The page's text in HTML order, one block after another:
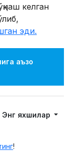
келган
эди.
аъзо
Энг яхшилар
!